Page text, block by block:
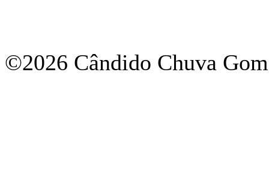
©2026 Cândido Chuva